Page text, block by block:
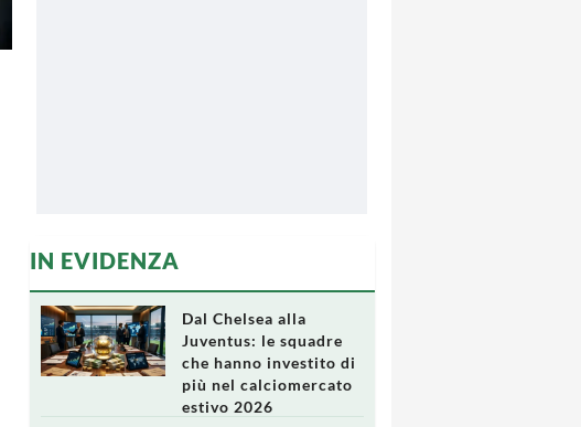
IN EVIDENZA
Dal Chelsea alla
Juventus: le squadre
che hanno investito di
più nel calciomercato
estivo 2026